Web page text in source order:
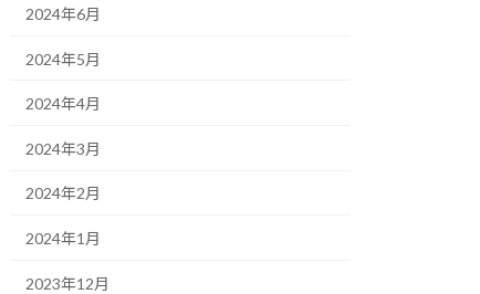
2024年6月
2024年5月
2024年4月
2024年3月
2024年2月
2024年1月
2023年12月